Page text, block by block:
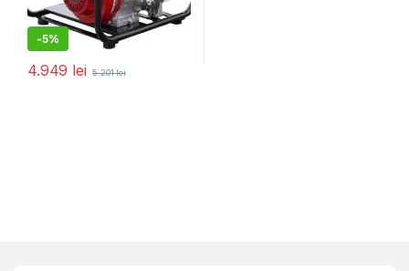
-5%
4.949 lei 5.201lei